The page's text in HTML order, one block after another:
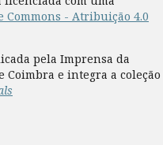
Commons - Atribuição 4.0
pela Imprensa da
Coimbra e integra a coleção